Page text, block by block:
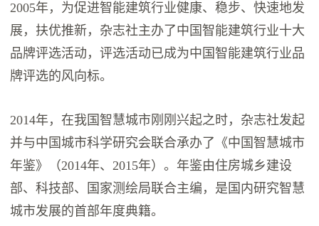
2005年，为促进智能建筑行业健康、稳步、快速地发
展，扶优推新，杂志社主办了中国智能建筑行业十大
品牌评选活动，评选活动已成为中国智能建筑行业品
牌评选的风向标。
2014年，在我国智慧城市刚刚兴起之时，杂志社发起
并与中国城市科学研究会联合承办了《中国智慧城市
年鉴》（2014年、2015年）。年鉴由住房城乡建设
部、科技部、国家测绘局联合主编，是国内研究智慧
城市发展的首部年度典籍。